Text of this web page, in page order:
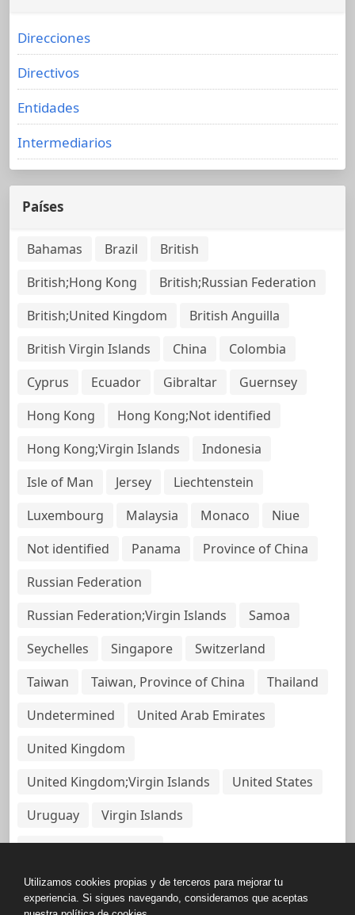
Direcciones
Directivos
Entidades
Intermediarios
Países
Bahamas Brazil
British
British;Hong Kong
British;Russian Federation
British;United Kingdom
British Anguilla
British Virgin Islands
China
Colombia
Cyprus
Ecuador Gibraltar
Guernsey
Hong Kong
Hong Kong;Not identified
Hong Kong;Virgin Islands
Indonesia
Isle of Man
Jersey
Liechtenstein
Luxembourg
Malaysia Monaco
Niue
Not identified
Panama
Province of China
Russian Federation
Russian Federation;Virgin Islands
Samoa
Seychelles
Singapore
Switzerland
Taiwan
Taiwan, Province of China
Thailand
Undetermined
United Arab Emirates
United Kingdom
United Kingdom;Virgin Islands
United States
Uruguay
Virgin Islands
Virgin Islands, British
Utilizamos cookies propias y de terceros para mejorar tu
experiencia. Si sigues navegando, consideramos que aceptas